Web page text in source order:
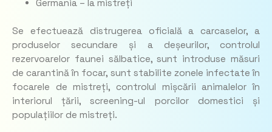
Germania – la mistreți
Se efectuează distrugerea oficială a carcaselor, a
produselor secundare și a deșeurilor, controlul
rezervoarelor faunei sălbatice, sunt introduse măsuri
de carantină în focar, sunt stabilite zonele infectate în
focarele de mistreți, controlul mișcării animalelor în
interiorul țării, screening-ul porcilor domestici și
populațiilor de mistreți.